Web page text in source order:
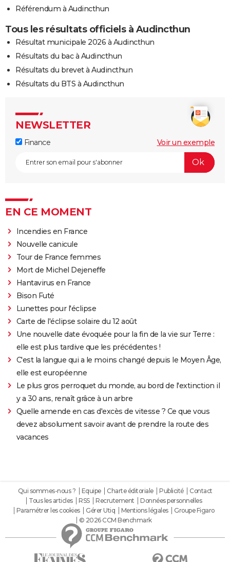
Référendum à Audincthun
Tous les résultats officiels à Audincthun
Résultat municipale 2026 à Audincthun
Résultats du bac à Audincthun
Résultats du brevet à Audincthun
Résultats du BTS à Audincthun
NEWSLETTER
Finance Voir un exemple
EN CE MOMENT
Incendies en France
Nouvelle canicule
Tour de France femmes
Mort de Michel Dejeneffe
Hantavirus en France
Bison Futé
Lunettes pour l'éclipse
Carte de l'éclipse solaire du 12 août
Une nouvelle date évoquée pour la fin de la vie sur Terre :
elle est plus tardive que les précédentes !
C'est la langue qui a le moins changé depuis le Moyen Âge,
elle est européenne
Le plus gros perroquet du monde, au bord de l'extinction il
y a 30 ans, renaît grâce à un arbre
Quelle amende en cas d'excès de vitesse ? Ce que vous
devez absolument savoir avant de prendre la route des
vacances
Qui sommes-nous ? Equipe Charte éditoriale Publicité
Contact
Tous les articles
RSS Recrutement
Données personnelles
Paramétrer les cookies
Gérer Utiq Mentions légales
Groupe Figaro
© 2026 CCM Benchmark